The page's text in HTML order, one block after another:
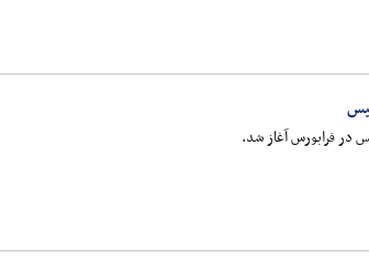
در فرابورس آغاز شد.